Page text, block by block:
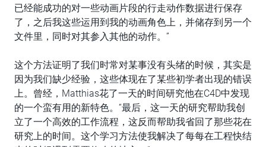
已经能成功的对一些动画片段的行走动作数据进行保存
了，之后我这些运用到我的动画角色上，并储存到另一个
文件里，同时对其参入其他的动作。”
这个方法证明了我们时常对某事没有头绪的时候，其实是
因为我们缺少经验，这些体现在了某些初学者出现的错误
上。曾经，Matthias花了一天的时间研究他在C4D中发现
的一个蛮有用的新特色。“最后，这一天的研究帮助我创
立了一个高效的工作流程，这反而帮助我省回了那些花在
研究上的时间。这个学习方法使我解决了每每在工程快结